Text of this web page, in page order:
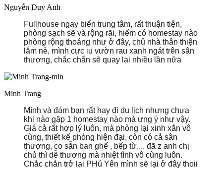
Nguyễn Duy Anh
Fullhouse ngay biển trung tâm, rất thuận tiện,
phòng sạch sẽ và rộng rãi, hiếm có homestay nào
phòng rộng thoáng như ở đây, chủ nhà thân thiện
lắm nè, mình cực iu vườn rau xanh ngát trên sân
thượng, chắc chắn sẽ quay lại nhiều lần nữa
Minh Trang
Mình và đám bạn rất hay đi du lịch nhưng chưa
khi nào gặp 1 homestay nào mà ưng ý như vậy.
Giá cả rất hợp lý luôn, mà phòng lại xinh xắn vô
cùng, thiết kế phòng hiện đại, còn có cả sân
thượng, co sẵn ban ghế , bếp từ.... đã z anh chị
chủ thì dễ thương mà nhiệt tình vô cùng luôn.
Chắc chắn trở lại PHú Yên mình sẽ lại ở đây thoii